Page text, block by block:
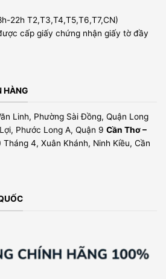
22h T2,T3,T4,T5,T6,T7,CN)
cấp giấy chứng nhận giấy tờ đầy
HÀNG
Linh, Phường Sài Đồng, Quận Long
Phước Long A, Quận 9 Cần Thơ –
4, Xuân Khánh, Ninh Kiều, Cần